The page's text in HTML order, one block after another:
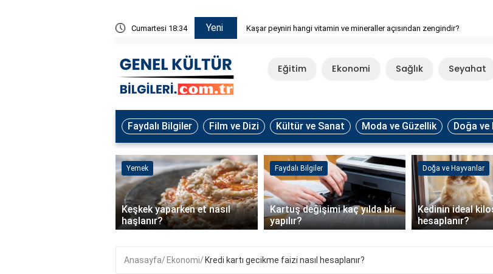
Cumartesi 18:34 Yeni
vitamin ve mineraller açısından zengindir? Kaşar peyniri hangi vitamin ve mineraller açısından zengindir?
Eğitim Ekonomi Sağlık Seyahat
Faydalı Bilgiler Film ve Dizi Kültür ve Sanat Moda ve Güzellik Doğa ve
Yemek
Keşkek yaparken et nasıl
haşlanır?
Faydalı Bilgiler
Kartuş değişimi kaç yılda bir
yapılır?
Doğa ve Hayvanlar
Kedinin ideal
hesaplanır?
Anasayfa Ekonomi Kredi kartı gecikme faizi nasıl hesaplanır?